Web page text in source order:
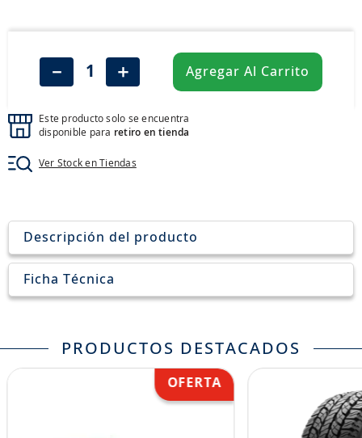
＋
－ Agregar Al Carrito
Este producto solo se encuentra
disponible para retiro en tienda
Ver Stock en Tiendas
Descripción del producto
Ficha Técnica
PRODUCTOS DESTACADOS
john deere